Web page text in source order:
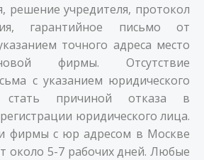
решение учредителя, протокол
гарантийное письмо от
точного адреса место
фирмы. Отсутствие
с указанием юридического
причиной отказа в
юридического лица.
фирмы с юр адресом в Москве
около 5-7 рабочих дней. Любые